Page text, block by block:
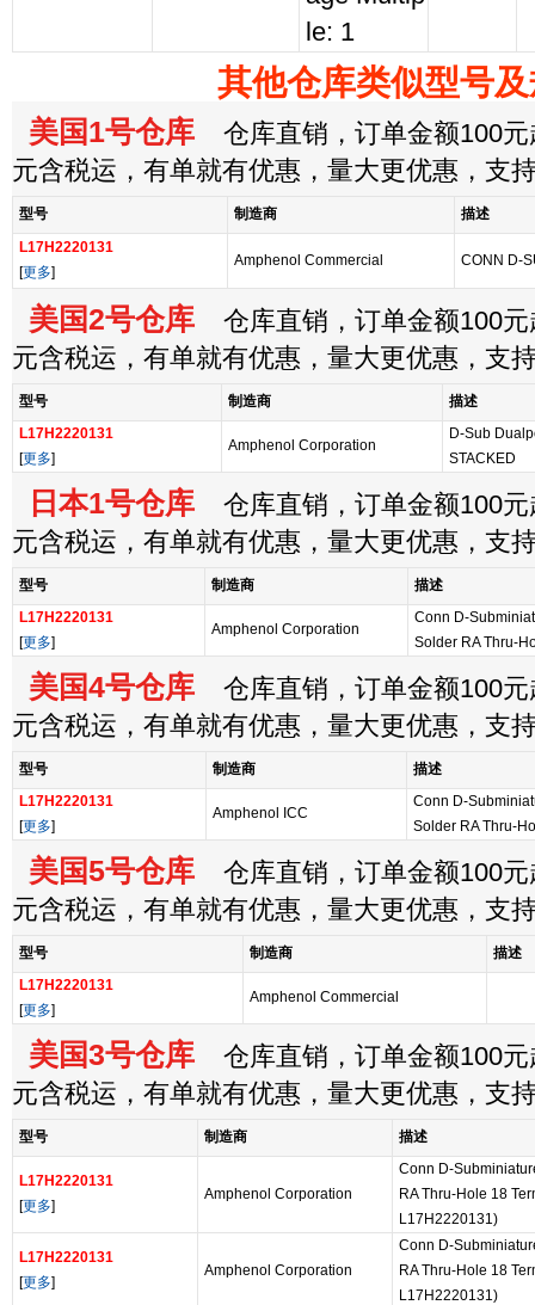
le: 1
其他仓库类似型号
美国1号仓库 仓库直销，订单金额100元
元含税运，有单就有优惠，量大更优惠，支
型号 制造商
描述
L17H2220131
[更多]
Amphenol Commercial CONN D-
美国2号仓库 仓库直销，订单金额100元
元含税运，有单就有优惠，量大更优惠，支
型号 制造商
描述
L17H2220131
[更多]
Amphenol Corporation
D-Sub
STACKED
日本1号仓库 仓库直销，订单金额100元
元含税运，有单就有优惠，量大更优惠，支
型号 制造商
描述
L17H2220131
[更多]
Amphenol Corporation
Conn D-
Solder RA Thru-
美国4号仓库 仓库直销，订单金额100元
元含税运，有单就有优惠，量大更优惠，支
型号 制造商
描述
L17H2220131
[更多]
Amphenol ICC
Conn D-
Solder RA Thru-
美国5号仓库 仓库直销，订单金额100元
元含税运，有单就有优惠，量大更优惠，支
型号 制造商
描述
L17H2220131
[更多]
Amphenol Commercial
美国3号仓库 仓库直销，订单金额100元
元含税运，有单就有优惠，量大更优惠，支
型号 制造商 描述
L17H2220131
[更多]
Amphenol Corporation
Conn D-
RA Thru-Hole 18
L17H2220131)
L17H2220131
[更多]
Amphenol Corporation
Conn D-
RA Thru-Hole 18
L17H2220131)